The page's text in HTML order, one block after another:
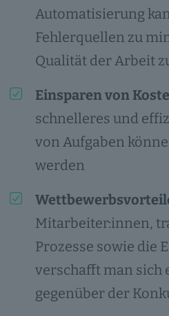
Automatisierung
Fehlerquellen zu
Qualität der Arbeit
Einsparen von
schnelleres und
von Aufgaben
werden
Mitarbeiter:innen,
Prozesse sowie die
verschafft man sich
gegenüber der